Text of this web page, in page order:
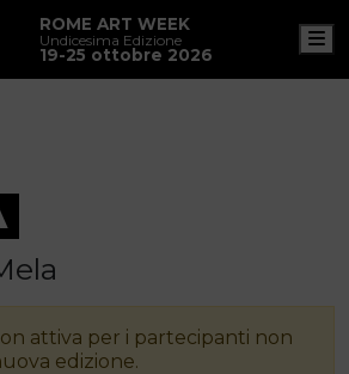
ROME ART WEEK
Undicesima Edizione
19-25 ottobre 2026
attiva per i partecipanti non
edizione.